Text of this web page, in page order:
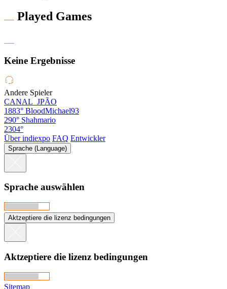
Played Games
Keine Ergebnisse
Andere Spieler
CANAL_JPÃO
1883° BloodMichael93
290° Shahmario
2304°
Über indiexpo FAQ Entwickler
Sprache (Language)
Sprache auswählen
Aktzeptiere die lizenz bedingungen
Aktzeptiere die lizenz bedingungen
Sitemap